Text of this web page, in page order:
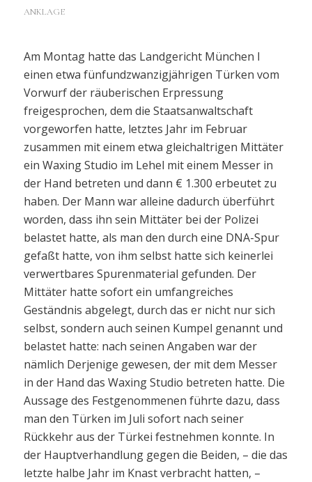
ANKLAGE
Am Montag hatte das Landgericht München I
einen etwa fünfundzwanzigjährigen Türken vom
Vorwurf der räuberischen Erpressung
freigesprochen, dem die Staatsanwaltschaft
vorgeworfen hatte, letztes Jahr im Februar
zusammen mit einem etwa gleichaltrigen Mittäter
ein Waxing Studio im Lehel mit einem Messer in
der Hand betreten und dann € 1.300 erbeutet zu
haben. Der Mann war alleine dadurch überführt
worden, dass ihn sein Mittäter bei der Polizei
belastet hatte, als man den durch eine DNA-Spur
gefaßt hatte, von ihm selbst hatte sich keinerlei
verwertbares Spurenmaterial gefunden. Der
Mittäter hatte sofort ein umfangreiches
Geständnis abgelegt, durch das er nicht nur sich
selbst, sondern auch seinen Kumpel genannt und
belastet hatte: nach seinen Angaben war der
nämlich Derjenige gewesen, der mit dem Messer
in der Hand das Waxing Studio betreten hatte. Die
Aussage des Festgenommenen führte dazu, dass
man den Türken im Juli sofort nach seiner
Rückkehr aus der Türkei festnehmen konnte. In
der Hauptverhandlung gegen die Beiden, – die das
letzte halbe Jahr im Knast verbracht hatten, –